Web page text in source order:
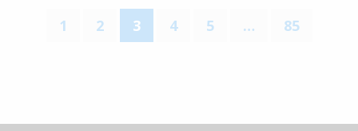
1 2 3 4 5 … 85